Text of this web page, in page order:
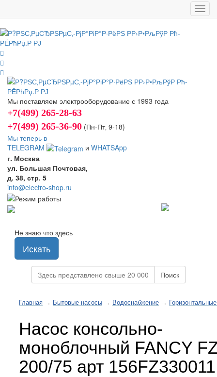
Мы поставляем электрооборудование с 1993 года
+7(499) 265-28-63
+7(499) 265-36-90 (Пн-Пт‚ 9-18)
Мы теперь в
TELEGRAM
и WHATSApp
г. Москва
ул. Большая Почтовая,
д. 38, стр. 5
info@electro-shop.ru
Не знаю что здесь
Искать
Поиск
Главная → Бытовые насосы → Водоснабжение →
Насос консольно-
моноблочный FANCY
200/75 арт 156FZ330011